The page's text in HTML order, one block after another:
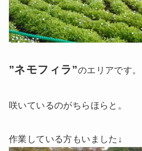
”ネモフィラ”のエリアです。
咲いているのがちらほらと。
作業している方もいました↓